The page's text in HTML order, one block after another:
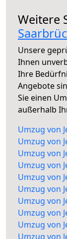
Weitere
Unsere
Ihnen
Ihre
Angebote
Sie einen
außerhalb
Umzug von
Umzug von
Umzug von
Umzug von
Umzug von
Umzug von
Umzug von
Umzug von
Umzug von
Umzug von